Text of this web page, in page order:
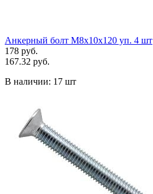
Анкерный болт М8х10х120 уп. 4 шт
178 руб.
167.32 руб.
В наличии: 17 шт